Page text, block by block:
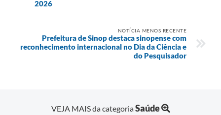
2026
NOTÍCIA MENOS RECENTE
Prefeitura de Sinop destaca sinopense com
reconhecimento internacional no Dia da Ciência e
do Pesquisador
VEJA MAIS da categoriaSaúde